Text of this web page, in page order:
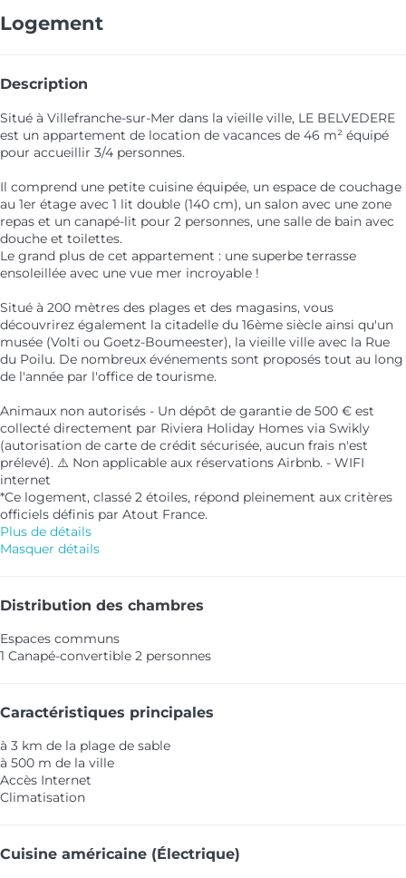
Logement
Description
Situé à Villefranche-sur-Mer dans la vieille ville, LE BELVEDERE
est un appartement de location de vacances de 46 m² équipé
pour accueillir 3/4 personnes.
Il comprend une petite cuisine équipée, un espace de couchage
au 1er étage avec 1 lit double (140 cm), un salon avec une zone
repas et un canapé-lit pour 2 personnes, une salle de bain avec
douche et toilettes.
Le grand plus de cet appartement : une superbe terrasse
ensoleillée avec une vue mer incroyable !
Situé à 200 mètres des plages et des magasins, vous
découvrirez également la citadelle du 16ème siècle ainsi qu'un
musée (Volti ou Goetz-Boumeester), la vieille ville avec la Rue
du Poilu. De nombreux événements sont proposés tout au long
de l'année par l'office de tourisme.
Animaux non autorisés - Un dépôt de garantie de 500 € est
collecté directement par Riviera Holiday Homes via Swikly
(autorisation de carte de crédit sécurisée, aucun frais n'est
prélevé). ⚠️ Non applicable aux réservations Airbnb. - WIFI
internet
*Ce logement, classé 2 étoiles, répond pleinement aux critères
officiels définis par Atout France.
Plus de détails
Masquer détails
Distribution des chambres
Espaces communs
1 Canapé-convertible 2 personnes
Caractéristiques principales
à 3 km de la plage de sable
à 500 m de la ville
Accès Internet
Climatisation
Cuisine américaine (Électrique)